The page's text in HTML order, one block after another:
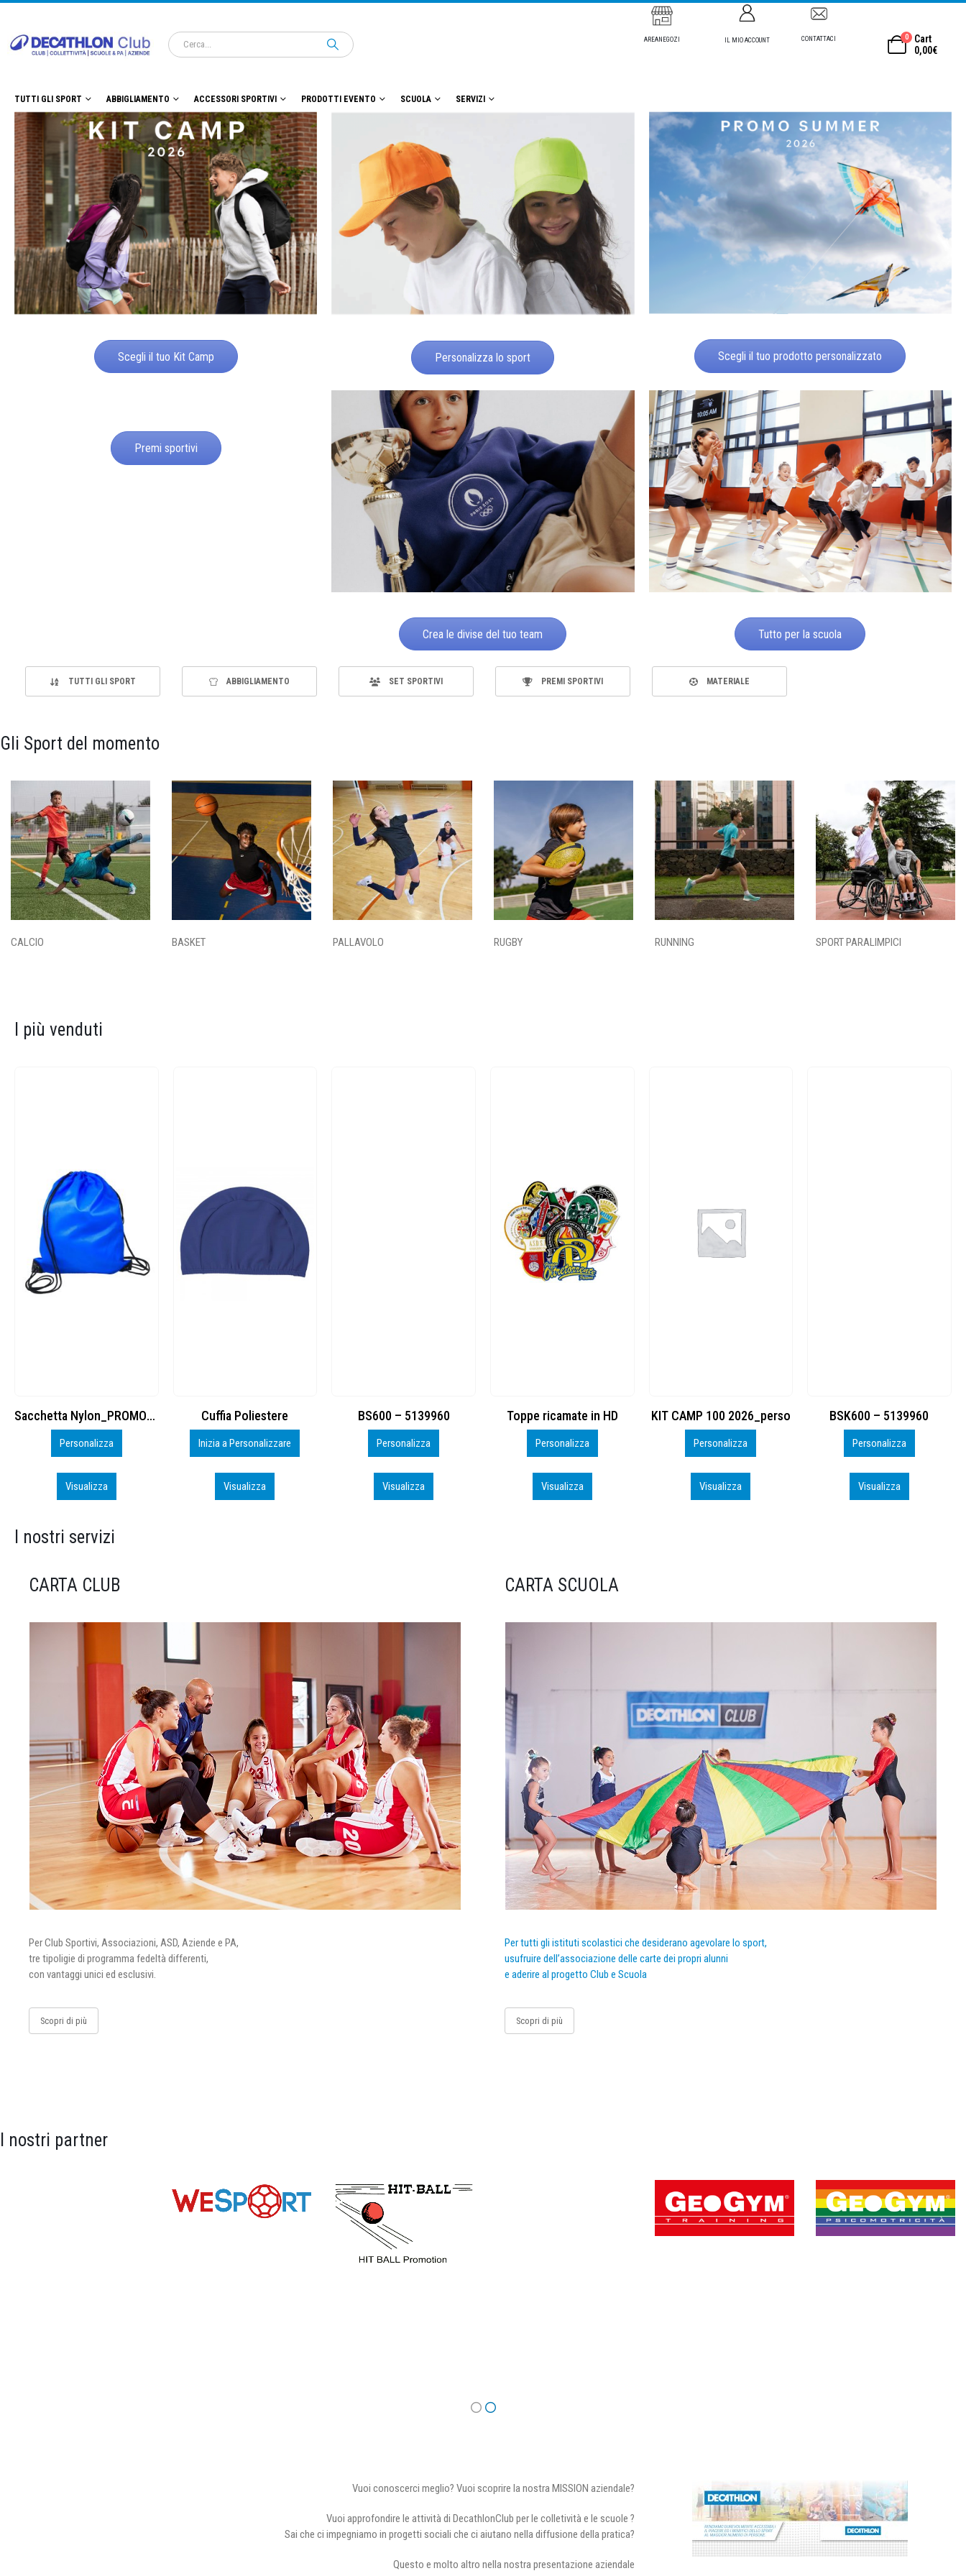
AREANEGOZI IL MIO ACCOUNT CONTATTACI 0
Cart
0,00€
TUTTI GLI SPORT ABBIGLIAMENTO ACCESSORI SPORTIVI PRODOTTI EVENTO SCUOLA SERVIZI
Scegli il tuo Kit Camp Personalizza lo sport Scegli il tuo prodotto personalizzato
Premi sportivi
Crea le divise del tuo team Tutto per la scuola
TUTTI GLI SPORT ABBIGLIAMENTO SET SPORTIVI PREMI SPORTIVI MATERIALE
Gli Sport del momento
CALCIO BASKET PALLAVOLO RUGBY RUNNING SPORT PARALIMPICI
I più venduti
Cuffia Poliestere
Inizia a Personalizzare
Visualizza
BS600 – 5139960
Personalizza
Visualizza
Toppe ricamate in HD
Personalizza
Visualizza
KIT CAMP 100 2026_perso
Personalizza
Visualizza
BSK600 – 5139960
Personalizza
Visualizza
DTF
Personalizza
Visualizza
I nostri servizi
CARTA CLUB
Per Club Sportivi, Associazioni, ASD, Aziende e PA,
tre tipoligie di programma fedeltà differenti,
con vantaggi unici ed esclusivi.
Scopri di più
CARTA SCUOLA
Per tutti gli istituti scolastici che desiderano agevolare lo sport,
usufruire dell’associazione delle carte dei propri alunni
e aderire al progetto Club e Scuola
Scopri di più
I nostri partner
Vuoi conoscerci meglio? Vuoi scoprire la nostra MISSION aziendale?
Vuoi approfondire le attività di DecathlonClub per le colletività e le scuole ?
Sai che ci impegniamo in progetti sociali che ci aiutano nella diffusione della pratica?
Questo e molto altro nella nostra presentazione aziendale